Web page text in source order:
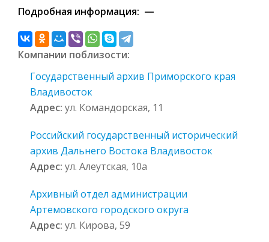
Подробная информация: —
Компании поблизости:
Государственный архив Приморского края
Владивосток
Адрес: ул. Командорская, 11
Российский государственный исторический
архив Дальнего Востока Владивосток
Адрес: ул. Алеутская, 10а
Архивный отдел администрации
Артемовского городского округа
Адрес: ул. Кирова, 59